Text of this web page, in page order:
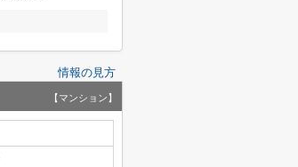
情報の見方
【マンション】